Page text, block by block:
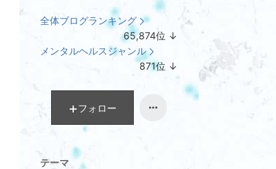
全体ブログランキング
65,874位 ↓
キ
ン
メンタルヘルスジャンル
871位 ↓
ラ
ン
フォロー
テーマ